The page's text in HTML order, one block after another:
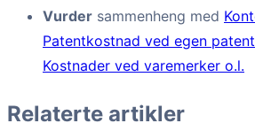
Vurder sammenheng med
Patentkostnad ved egen patent
Kostnader ved varemerker o.l.
Relaterte artikler